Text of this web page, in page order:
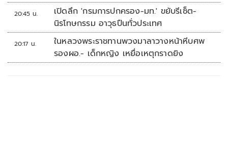
20:45 น.
เปิดลึก 'กรมการปกครอง-มท.' ขยับรีเซ็ต-
นิรโทษกรรม อาวุธปืนทั่วประเทศ
20:17 น.
ในหลวงพระราชทานพวงมาลาวางหน้าหีบศพ
รองผอ.- เด็กหญิง เหยื่อเหตุกราดยิง